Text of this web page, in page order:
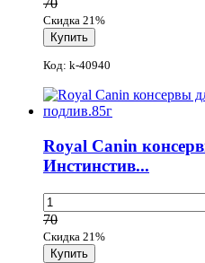
70
Скидка 21%
Код: k-40940
Royal Canin
Инстинстив...
70
Скидка 21%